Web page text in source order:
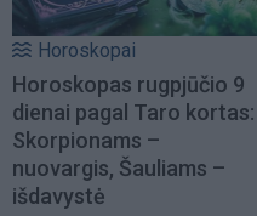
Horoskopai
Horoskopas rugpjūčio 9
dienai pagal Taro kortas:
Skorpionams –
nuovargis, Šauliams –
išdavystė